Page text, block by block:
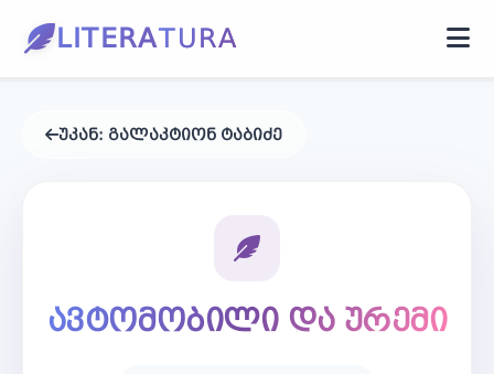
LITERATURA
პროზა
ბლოგი
უკან: გალაკტიონ ტაბიძე
ავტომობილი და ურემი